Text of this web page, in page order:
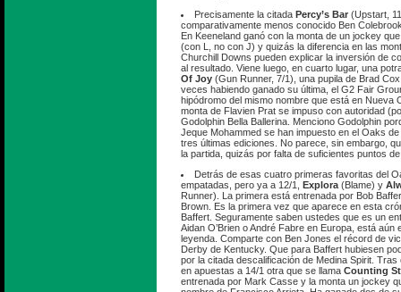
Precisamente la citada Percy’s Bar (Upstart,
comparativamente menos conocido Ben
En Keeneland ganó con la monta de un jockey
(con L, no con J) y quizás la diferencia en las
Churchill Downs pueden explicar la inversión de
al resultado. Viene luego, en cuarto lugar, una
Of Joy (Gun Runner, 7/1), una pupila de Brad
veces habiendo ganado su última, el G2 Fair
hipódromo del mismo nombre que está en Nueva
monta de Flavien Prat se impuso con autoridad
Godolphin Bella Ballerina. Menciono Godolphin
Jeque Mohammed se han impuesto en el Oaks
tres últimas ediciones. No parece, sin embargo,
la partida, quizás por falta de suficientes puntos
Detrás de esas cuatro primeras favoritas del
empatadas, pero ya a 12/1, Explora (Blame) y
Runner). La primera está entrenada por Bob
Brown. Es la primera vez que aparece en esta
Baffert. Seguramente saben ustedes que es un
Aidan O’Brien o André Fabre en Europa, está aún
leyenda. Comparte con Ben Jones el récord de
Derby de Kentucky. Que para Baffert hubiesen
por la citada descalificación de Medina Spirit.
en apuestas a 14/1 otra que se llama Counting
entrenada por Mark Casse y la monta un jockey